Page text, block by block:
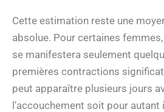
Cette estimation reste une
absolue. Pour certaines
se manifestera seulement
premières contractions
peut apparaître plusieurs jours
l’accouchement soit pour autant